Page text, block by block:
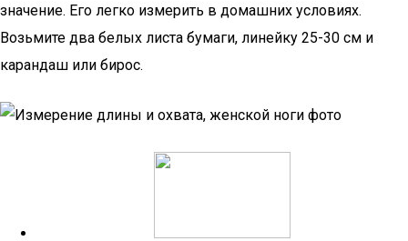
значение. Его легко измерить в домашних условиях.
Возьмите два белых листа бумаги, линейку 25-30 см и
карандаш или бирос.